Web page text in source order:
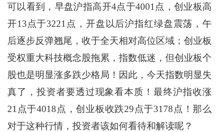
可以看到，早盘沪指高开4点于4001点，创业板高
开13点于3221点，开盘以后沪指红绿盘震荡，午
后逐步反弹翘尾，收于全天相对高位区域；创业板
受权重大科技概念股拖累，指数低迷，但创业板个
股也是明显涨多跌少格局！因此，今天指数明显失
真了，投资者要透过现象看本质！最终沪指收涨
21点于4018点，创业板收跌29点于3178点！那么
对于这种行情，投资者该如何看待和解读呢？